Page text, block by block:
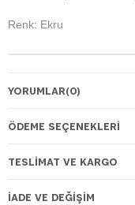
Renk: Ekru
YORUMLAR(0)
ÖDEME SEÇENEKLERI
TESLIMAT VE KARGO
İADE VE DEĞIŞIM